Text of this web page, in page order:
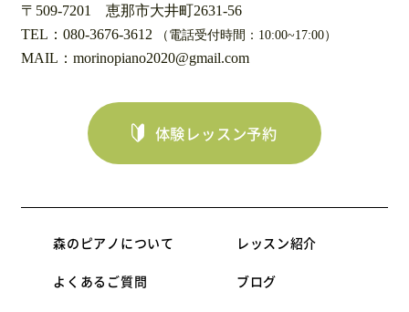
〒509-7201恵那市大井町2631-56
TEL：080-3676-3612
（電話受付時間：10:00~17:00）
MAIL：morinopiano2020@gmail.com
体験レッスン予約
森のピアノについて レッスン紹介
よくあるご質問 ブログ